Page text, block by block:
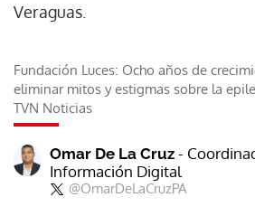
Veraguas.
Fundación Luces: Ocho años de
eliminar mitos y estigmas sobre la
TVN Noticias
Omar De La Cruz -
Información Digital
@OmarDeLaCruzPA